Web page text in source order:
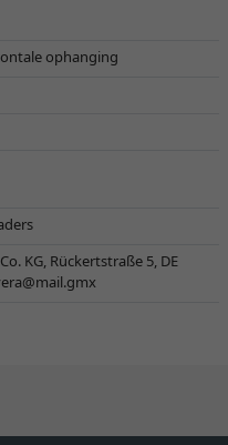
ophanging
KG, Rückertstraße 5, DE